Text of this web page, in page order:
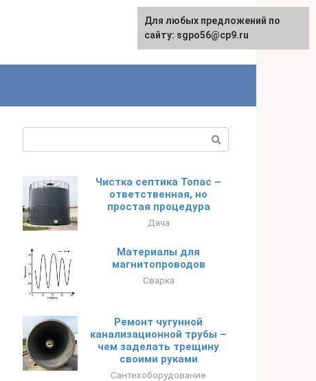
English
Чистка септика Топас –
ответственная, но
простая процедура
Дача
Материалы для
магнитопроводов
Сварка
Ремонт чугунной
канализационной трубы –
чем заделать трещину
своими руками
Сантехоборудование
Для любых предложений по
сайту: sgpo56@cp9.ru